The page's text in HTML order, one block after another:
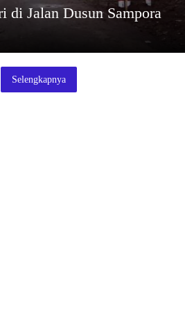
Jalan Dusun Sampora
Selengkapnya